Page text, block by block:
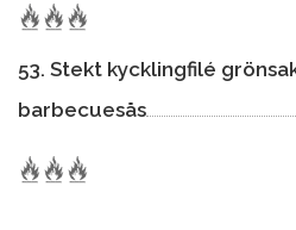
53. Stekt kycklingfilé
barbecuesås